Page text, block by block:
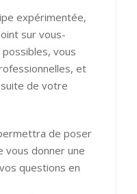
expérimentée,
sur vous-
vous
et
de votre
de poser
vous donner une
questions en